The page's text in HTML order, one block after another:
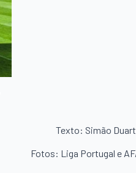
Texto: Simão
Fotos: Liga Portugal e